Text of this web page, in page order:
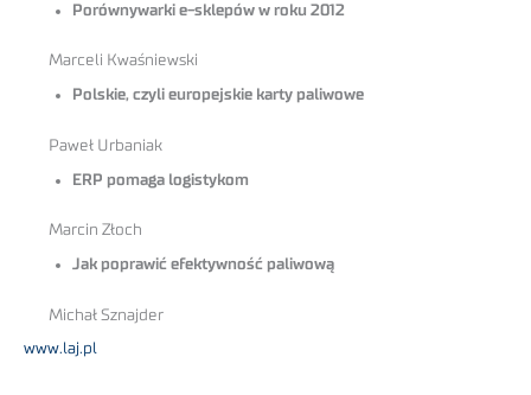
Porównywarki e-sklepów w roku 2012
Marceli Kwaśniewski
Polskie, czyli europejskie karty paliwowe
Paweł Urbaniak
ERP pomaga logistykom
Marcin Złoch
Jak poprawić efektywność paliwową
Michał Sznajder
www.laj.pl